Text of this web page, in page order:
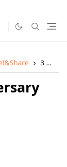
3 Hal Tentang Anniversary